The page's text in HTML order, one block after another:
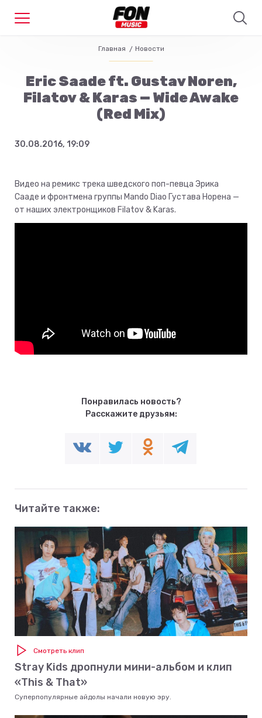
Главная Новости
Eric Saade ft. Gustav Noren,
Filatov & Karas — Wide Awake
(Red Mix)
30.08.2016, 19:09
Видео на ремикс трека шведского поп-певца Эрика
Сааде и фронтмена группы Mando Diao Густава Норена —
от наших электронщиков Filatov & Karas.
Понравилась новость?
Расскажите друзьям:
Читайте также:
Смотреть клип
Stray Kids дропнули мини-альбом и клип
«This & That»
Суперпопулярные айдолы начали новую эру.